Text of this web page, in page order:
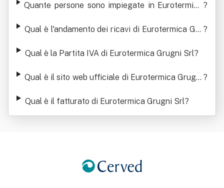
Quante persone sono impiegate in Eurotermica ?
Qual è l'andamento dei ricavi di Eurotermica Gru ?
Qual è la Partita IVA di Eurotermica Grugni Srl?
Qual è il sito web ufficiale di Eurotermica Grugni ?
Qual è il fatturato di Eurotermica Grugni Srl?